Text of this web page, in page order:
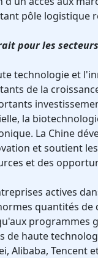
pôle logistique
pour les
technologie et
de la
la
La Chine
et soutient
et des
actives
quantités de
programmes
de haute
Alibaba, Tencent